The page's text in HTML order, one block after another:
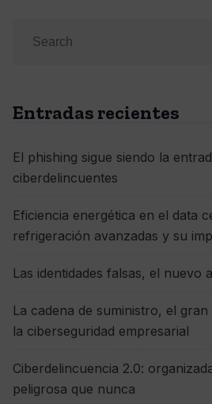
Entradas recientes
El phishing sigue siendo la
ciberdelincuentes
Eficiencia energética en el data
refrigeración avanzadas y su
Las identidades falsas, el nuevo
La cadena de suministro, el
la ciberseguridad empresarial
Ciberdelincuencia 2.0:
peligrosa que nunca